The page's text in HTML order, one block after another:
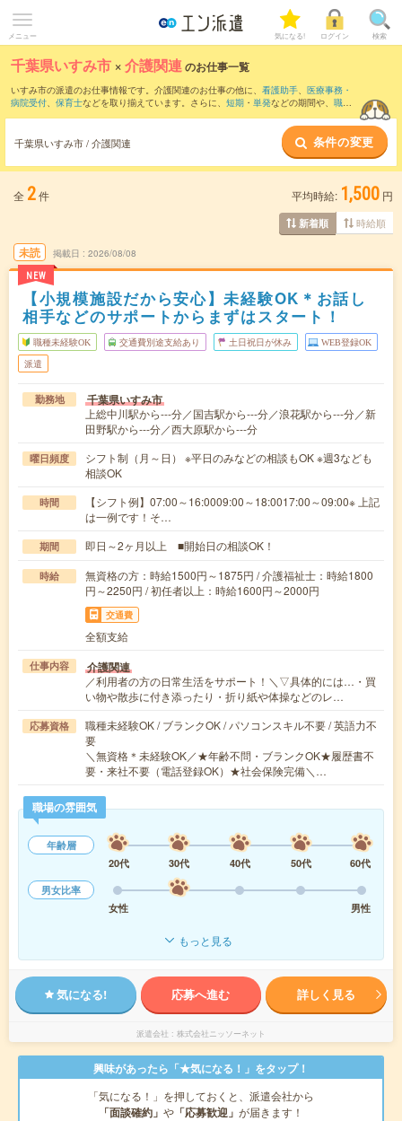
メニュー 気になる! ログイン 検索
千葉県いすみ市 ×介護関連のお仕事一覧
いすみ市の派遣のお仕事情報です。介護関連のお仕事の他に、 看護助手、 医療事務・
病院受付、 保育士などを取り揃えています。さらに、 短期 ・ 単発などの期間や、 職種
千葉県いすみ市 / 介護関連 条件の変更
全 2件 平均時給: 1,500 円
新着順 時給順
未読
NEW
掲載日 2026/08/08
【小規模施設だから安心】未経験OK＊お話し
相手などのサポートからまずはスタート！
職種未経験OK 交通費別途支給あり 土日祝日が休み WEB登録OK
派遣
勤務地 千葉県いすみ市
上総中川駅から---分／国吉駅から---分／浪花駅から---分／新
田野駅から---分／西大原駅から---分
曜日頻度
シフト制（月～日） ※平日のみなどの相談もOK ※週3なども
相談OK
時間
【シフト例】07:00～16:0009:00～18:0017:00～09:00※ 上記
は一例です！そ…
期間 即日～2ヶ月以上 ■開始日の相談OK！
時給
無資格の方：時給1500円～1875円 / 介護福祉士：時給1800
円～2250円 / 初任者以上：時給1600円～2000円
交通費
全額支給
仕事内容 介護関連
／利用者の方の日常生活をサポート！＼▽具体的には…・買
い物や散歩に付き添ったり・折り紙や体操などのレ…
応募資格
職種未経験OK / ブランクOK / パソコンスキル不要 / 英語力不
要
＼無資格＊未経験OK／★年齢不問・ブランクOK★履歴書不
要・来社不要（電話登録OK）★社会保険完備＼…
職場の雰囲気
年齢層
20代
30代 40代 50代
60代
男女比率
女性
男性
もっと見る
気になる! 応募へ進む 詳しく見る
派遣会社 株式会社ニッソーネット
興味があったら「★気になる！」をタップ！
「気になる！」を押しておくと、派遣会社から
「面談確約」 や 「応募歓迎」 が届きます！